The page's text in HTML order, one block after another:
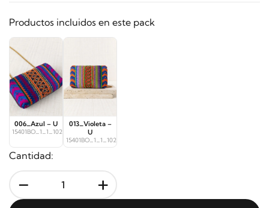
Productos incluidos en este pack
006_Azul – U
15401BO_1_1_10243
013_Violeta –
U
15401BO_1_1_10244
Cantidad:
- +